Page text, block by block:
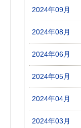
2024年09月
2024年08月
2024年06月
2024年05月
2024年04月
2024年03月